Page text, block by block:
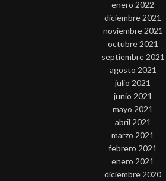
enero 2022
diciembre 2021
noviembre 2021
octubre 2021
septiembre 2021
agosto 2021
julio 2021
junio 2021
mayo 2021
abril 2021
marzo 2021
febrero 2021
enero 2021
diciembre 2020